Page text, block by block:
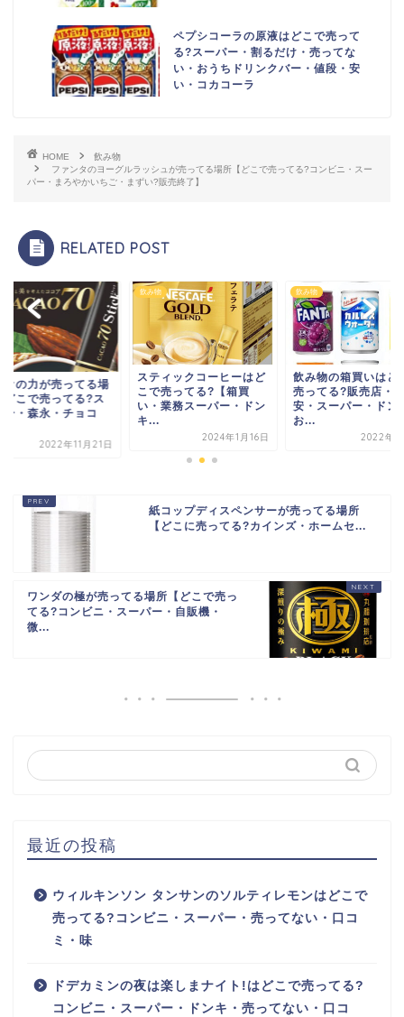
ペプシコーラの原液はどこで売って
る?スーパー・割るだけ・売ってな
い・おうちドリンクバー・値段・安
い・コカコーラ
HOME
飲み物
ファンタのヨーグルラッシュが売ってる場所【どこで売ってる?コンビニ・スー
パー・まろやかいちご・まずい?販売終了】
RELATED POST
オの力が売ってる場
どこで売ってる?ス
ー・森永・チョコ
2022年11月21日
飲み物
スティックコーヒーはど
こで売ってる?【箱買
い・業務スーパー・ドン
キ...
2024年1月16日
飲み物
飲み物の箱買いはど
売ってる?販売店・
安・スーパー・ドン
お...
2022年8
紙コップディスペンサーが売ってる場所
【どこに売ってる?カインズ・ホームセ...
ワンダの極が売ってる場所【どこで売っ
てる?コンビニ・スーパー・自販機・
微...
最近の投稿
ウィルキンソン タンサンのソルティレモンはどこで
売ってる?コンビニ・スーパー・売ってない・口コ
ミ・味
ドデカミンの夜は楽しまナイト!はどこで売ってる?
コンビニ・スーパー・ドンキ・売ってない・口コ